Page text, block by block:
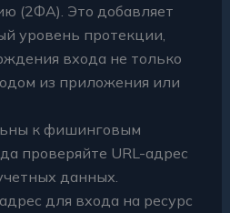
(2ФА). Это добавляет
уровень протекции,
входа не только
из приложения или
к фишинговым
проверяйте URL-адрес
данных.
для входа на ресурс